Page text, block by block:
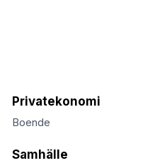
Privatekonomi
Boende
Samhälle